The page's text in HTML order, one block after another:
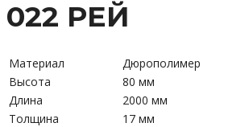
022 РЕЙ
Материал
Дюрополимер
Высота
80 мм
Длина
2000 мм
Толщина
17 мм